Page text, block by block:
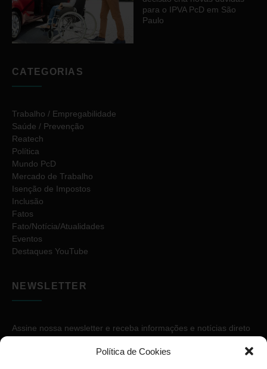
Política de Cookies
para o IPVA PcD em São
Paulo
CATEGORIAS
Trabalho / Empregabilidade
Saúde / Prevenção
Reatech
Política
Mundo PcD
Mercado de Trabalho
Isenção de Impostos
Inclusão
Fatos
Fato/Notícia/Atualidades
Eventos
Destaques YouTube
NEWSLETTER
Assine nossa newsletter e receba informações e notícias direto